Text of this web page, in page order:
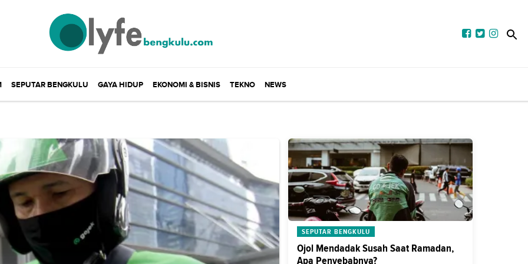
SEPUTAR BENGKULU GAYA HIDUP EKONOMI & BISNIS TEKNO NEWS
SEPUTAR BENGKULU
Ojol Mendadak Susah Saat Ramadan,
Apa Penyebabnya?